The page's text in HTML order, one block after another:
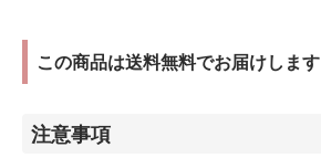
この商品は送料無料でお届けします
注意事項